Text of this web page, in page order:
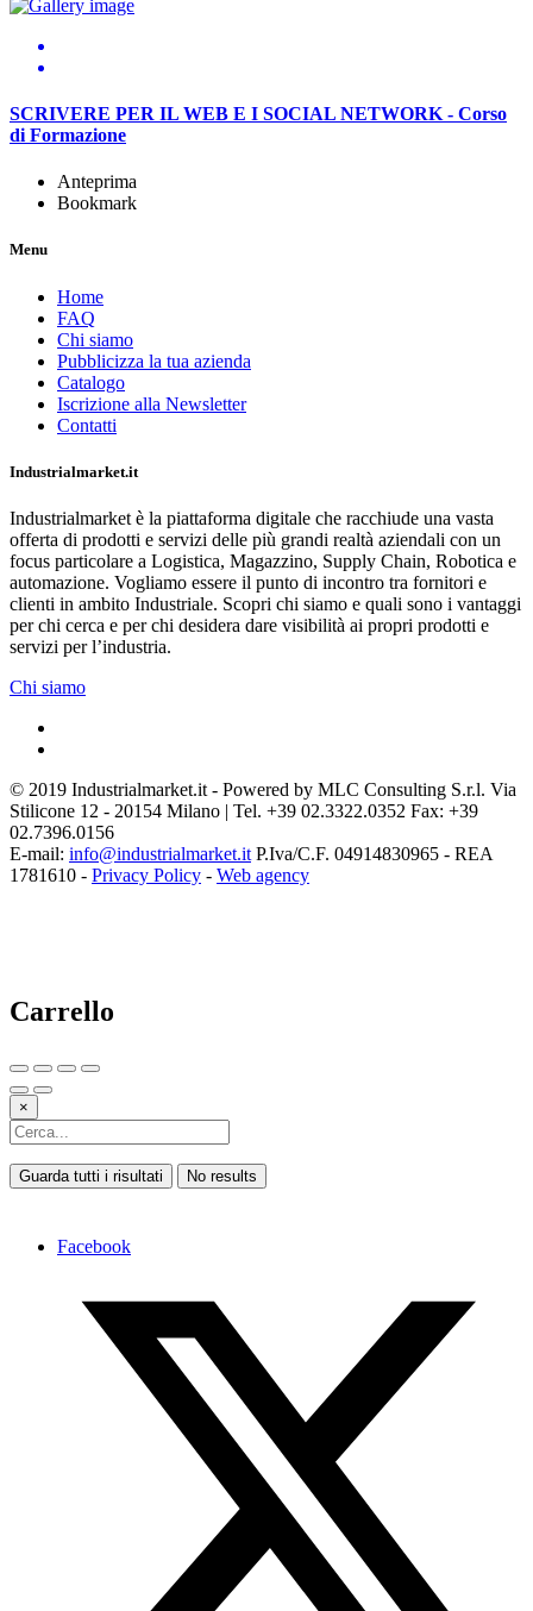
SCRIVERE PER IL WEB E I SOCIAL NETWORK - Corso
di Formazione
Anteprima
Bookmark
Menu
Home
FAQ
Chi siamo
Pubblicizza la tua azienda
Catalogo
Iscrizione alla Newsletter
Contatti
Industrialmarket.it
Industrialmarket è la piattaforma digitale che racchiude una vasta
offerta di prodotti e servizi delle più grandi realtà aziendali con un
focus particolare a Logistica, Magazzino, Supply Chain, Robotica e
automazione. Vogliamo essere il punto di incontro tra fornitori e
clienti in ambito Industriale. Scopri chi siamo e quali sono i vantaggi
per chi cerca e per chi desidera dare visibilità ai propri prodotti e
servizi per l’industria.
Chi siamo
© 2019 Industrialmarket.it - Powered by MLC Consulting S.r.l. Via
Stilicone 12 - 20154 Milano | Tel. +39 02.3322.0352 Fax: +39
02.7396.0156
E-mail: info@industrialmarket.it P.Iva/C.F. 04914830965 - REA
1781610 - Privacy Policy - Web agency
Carrello
×
Guarda tutti i risultati No results
Facebook